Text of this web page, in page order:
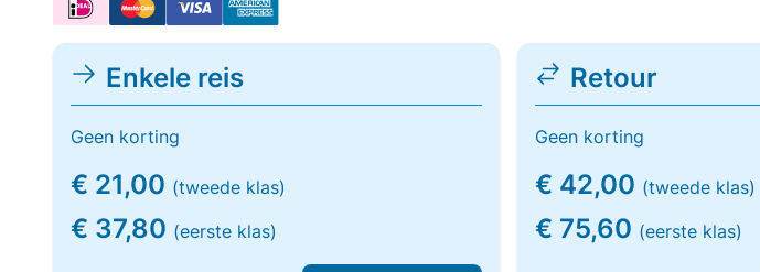
Enkele reis
Geen korting
€ 21,00 (tweede klas)
€ 37,80 (eerste klas)
Retour
Geen korting
€ 42,00 (tweede klas)
€ 75,60 (eerste klas)